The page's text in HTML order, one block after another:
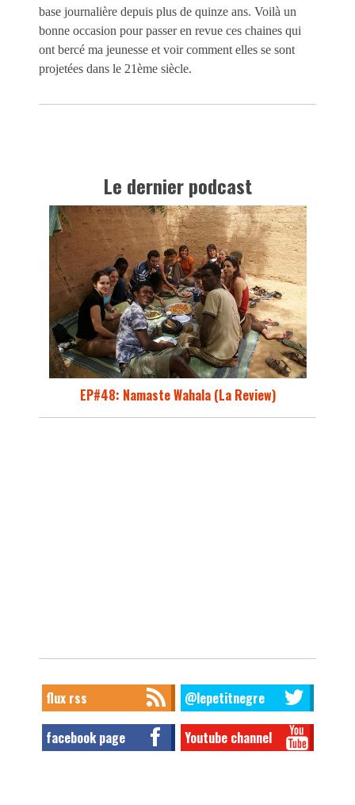
base journalière depuis plus de quinze ans. Voilà un
bonne occasion pour passer en revue ces chaines qui
ont bercé ma jeunesse et voir comment elles se sont
projetées dans le 21ème siècle.
Le dernier podcast
EP#48: Namaste Wahala (La Review)
flux rss @lepetitnegre
facebook page Youtube channel